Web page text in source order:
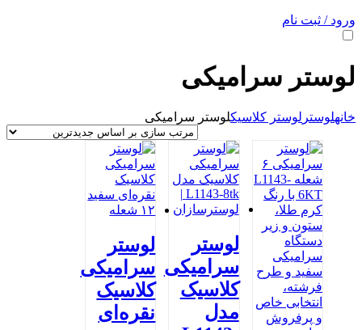
ورود / ثبت نام
لوستر سرامیکی
خانهلوستر لوستر کلاسیکلوستر سرامیکی
لوستر
سرامیکی
کلاسیک
مدل
لوستر
سرامیکی
کلاسیک
نقره‌ای